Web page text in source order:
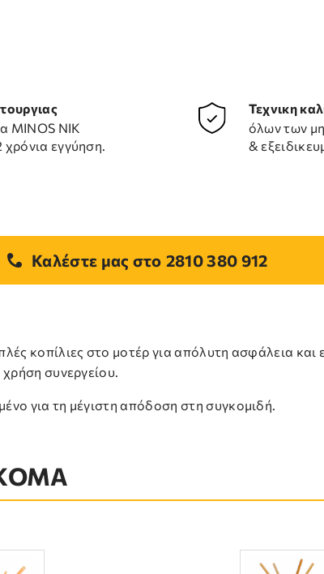
ΜΙΝΟS NIK
εγγύηση.
Τεχνικη
όλων των
&
Καλέστε μας στο 2810 380 912
κοπίλιες στο μοτέρ για απόλυτη ασφάλεια και
συνεργείου.
για τη μέγιστη απόδοση στη συγκομιδή.